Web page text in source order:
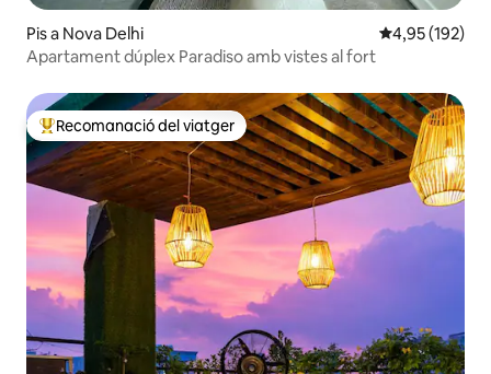
Pis a Nova Delhi 4,95 de
4,95 (192)
Apartament dúplex Paradiso amb vistes al fort
Principals recomanacions dels viatgers
Recomanació del viatger